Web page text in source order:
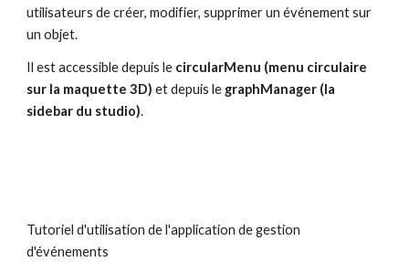
utilisateurs de créer, modifier, supprimer un événement sur
un objet.
Il est accessible depuis le circularMenu (menu circulaire
sur la maquette 3D) et depuis le graphManager (la
sidebar du studio).
Tutoriel d'utilisation de l'application de gestion
d'événements